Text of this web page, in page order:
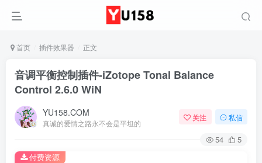
首页 插件效果器 正文
音调平衡控制插件-iZotope Tonal Balance
Control 2.6.0 WiN
YU158.COM
真诚的爱情之路永不会是平坦的
关注 私信
54 5
付费资源